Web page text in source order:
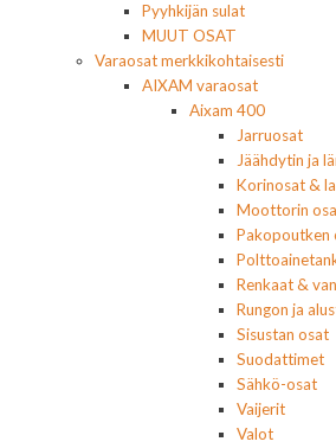
Pyyhkijän sulat
MUUT OSAT
Varaosat merkkikohtaisesti
AIXAM varaosat
Aixam 400
Jarruosat
Jäähdytin ja
Korinosat &
Moottorin
Pakopoutken
Renkaat &
Rungon ja
Sisustan osat
Suodattimet
Sähkö-osat
Vaijerit
Valot